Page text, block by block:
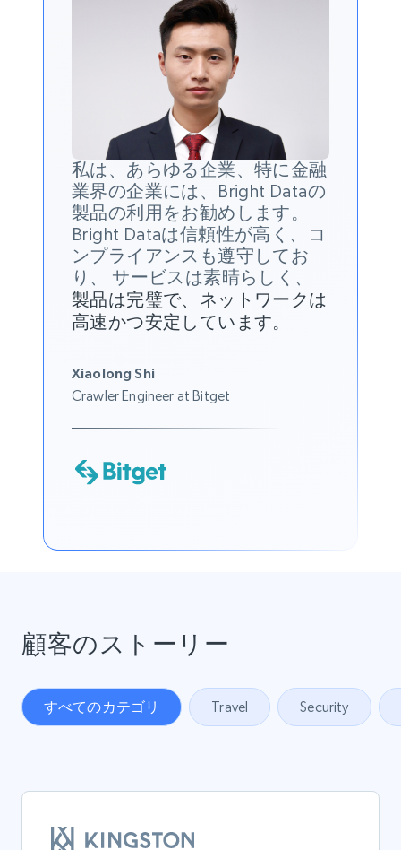
私は、あらゆる企業、特に金融
業界の企業には、Bright Dataの
製品の利用をお勧めします。
Bright Dataは信頼性が高く、コ
ンプライアンスも遵守してお
り、 サービスは素晴らしく、
製品は完璧で、ネットワークは
高速かつ安定しています。
Xiaolong Shi
Crawler Engineer at Bitget
顧客のストーリー
すべてのカテゴリ Travel Security